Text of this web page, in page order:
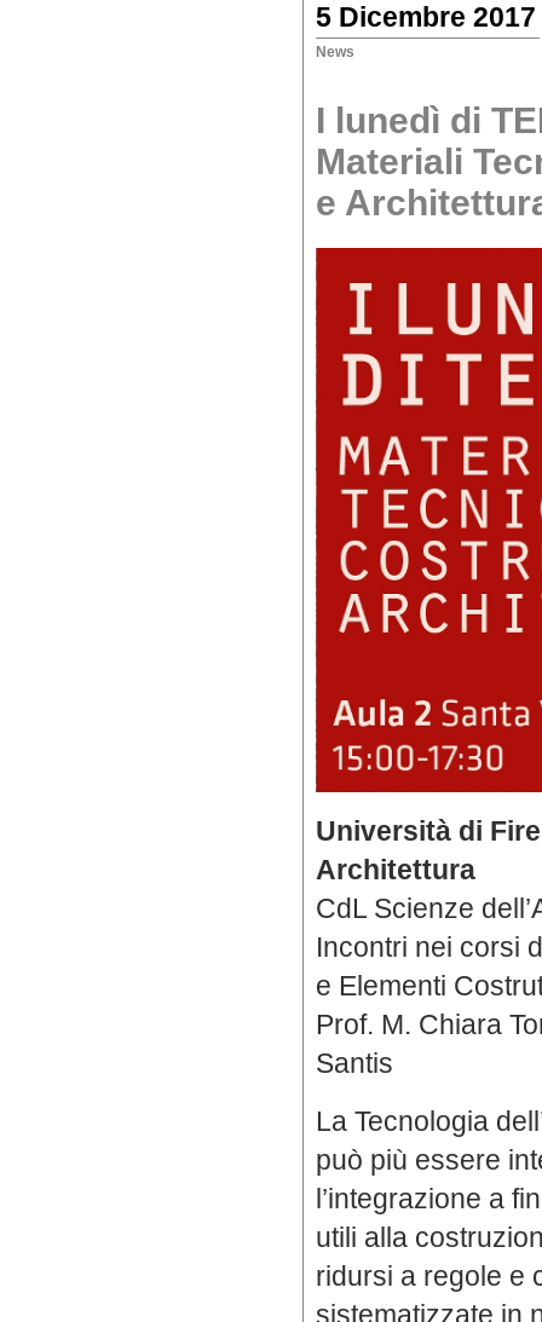
5 Dicembre 2017
News
I lunedì di
Materiali
e
Università di
Architettura
CdL Scienze
Incontri nei corsi
e Elementi
Prof. M. Chiara
Santis
La Tecnologia
può più essere
l’integrazione a
utili alla
ridursi a regole e
sistematizzate in